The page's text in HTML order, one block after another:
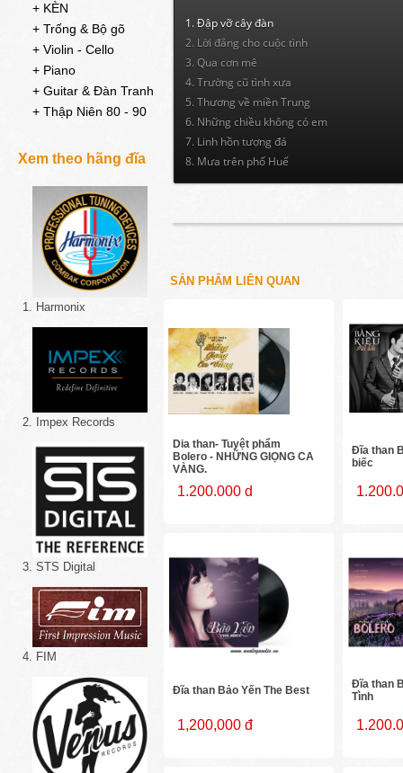
+ KÈN
+ Trống & Bộ gõ
+ Violin - Cello
+ Piano
+ Guitar & Đàn Tranh
+ Thập Niên 80 - 90
Xem theo hãng đĩa
1. Harmonix
2. Impex Records
3. STS Digital
4. FIM
1. Đập vỡ cây đàn
2. Lời đắng cho cuộc tình
3. Qua cơn mê
4. Trường cũ tình xưa
5. Thương về miền Trung
6. Những chiều không có em
7. Linh hồn tượng đá
8. Mưa trên phố Huế
SẢN PHẨM LIÊN QUAN
Dia than- Tuyệt phẩm
Bolero - NHỮNG GIỌNG CA
VÀNG.
1.200.000 d
Đĩa than
biếc
Đĩa than Bảo Yến The Best
1,200,000 đ
Đĩa than
Tình